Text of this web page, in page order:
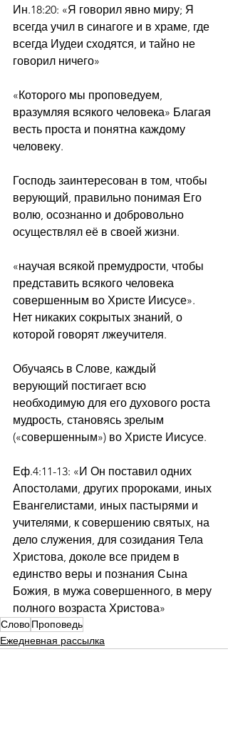
Ин.18:20: «Я говорил явно миру; Я
всегда учил в синагоге и в храме, где
всегда Иудеи сходятся, и тайно не
говорил ничего»
«Которого мы проповедуем,
вразумляя всякого человека» Благая
весть проста и понятна каждому
человеку.
Господь заинтересован в том, чтобы
верующий, правильно понимая Его
волю, осознанно и добровольно
осуществлял её в своей жизни.
«научая всякой премудрости, чтобы
представить всякого человека
совершенным во Христе Иисусе».
Нет никаких сокрытых знаний, о
которой говорят лжеучителя.
Обучаясь в Слове, каждый
верующий постигает всю
необходимую для его духового роста
мудрость, становясь зрелым
(«совершенным») во Христе Иисусе.
Еф.4:11-13: «И Он поставил одних
Апостолами, других пророками, иных
Евангелистами, иных пастырями и
учителями, к совершению святых, на
дело служения, для созидания Тела
Христова, доколе все придем в
единство веры и познания Сына
Божия, в мужа совершенного, в меру
полного возраста Христова»
СловоПроповедь
Ежедневная рассылка